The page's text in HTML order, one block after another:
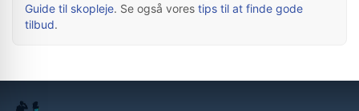
Guide til skopleje. Se også vores tips til at finde gode
tilbud.